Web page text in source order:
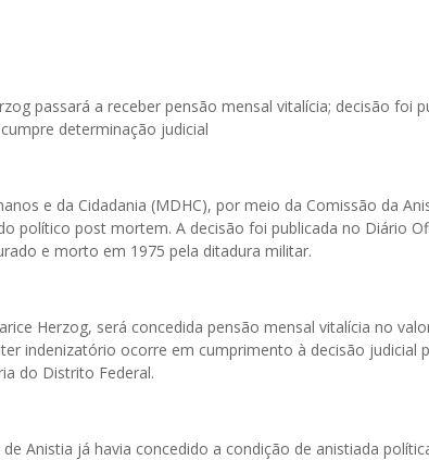
passará a receber pensão mensal vitalícia; decisão foi
determinação judicial
e da Cidadania (MDHC), por meio da Comissão da
político post mortem. A decisão foi publicada no Diário
e morto em 1975 pela ditadura militar.
Herzog, será concedida pensão mensal vitalícia no
indenizatório ocorre em cumprimento à decisão judicial
do Distrito Federal.
Anistia já havia concedido a condição de anistiada